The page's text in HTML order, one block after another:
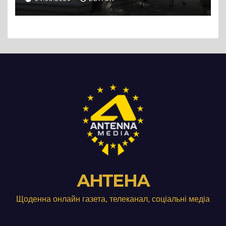
АНТЕНА
Щоденна онлайн газета, телеканал, соціальні медіа